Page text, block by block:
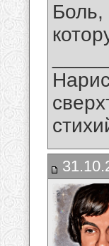
Боль,